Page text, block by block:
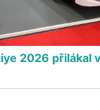
2026 přilákal